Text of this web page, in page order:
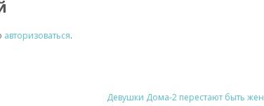
авторизоваться.
Девушки Дома-2 перестают быть